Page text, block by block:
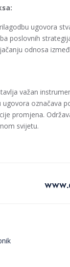
ugovora
poslovnih
odnosa
važan
označava
promjena.
svijetu.